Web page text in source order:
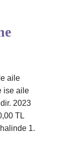
aile
ise aile
2023
TL
1.